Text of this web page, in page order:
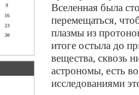
9
16
23
30
Вселенная была
перемещаться,
плазмы из
итоге остыла до
вещества, сквозь
астрономы, есть
исследованиями